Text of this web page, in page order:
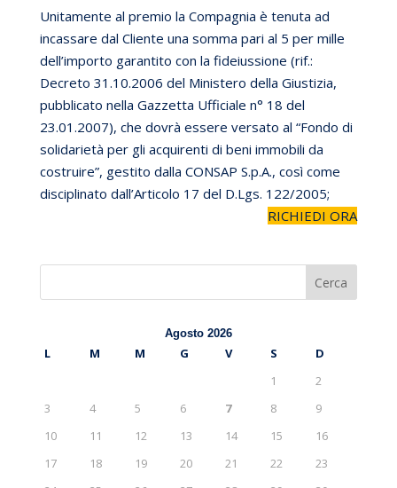
Unitamente al premio la Compagnia è tenuta ad
incassare dal Cliente una somma pari al 5 per mille
dell’importo garantito con la fideiussione (rif.:
Decreto 31.10.2006 del Ministero della Giustizia,
pubblicato nella Gazzetta Ufficiale n° 18 del
23.01.2007), che dovrà essere versato al “Fondo di
solidarietà per gli acquirenti di beni immobili da
costruire”, gestito dalla CONSAP S.p.A., così come
disciplinato dall’Articolo 17 del D.Lgs. 122/2005;
RICHIEDI ORA
Cerca
Agosto 2026
L M M G V S
D
1
2
3
4 5 6 7 8
9
10
11 12 13 14 15
16
17
18 19 20 21 22
23